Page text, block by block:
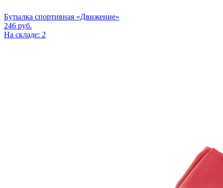
Бутылка спортивная «Движение»
246 руб.
На складе: 2